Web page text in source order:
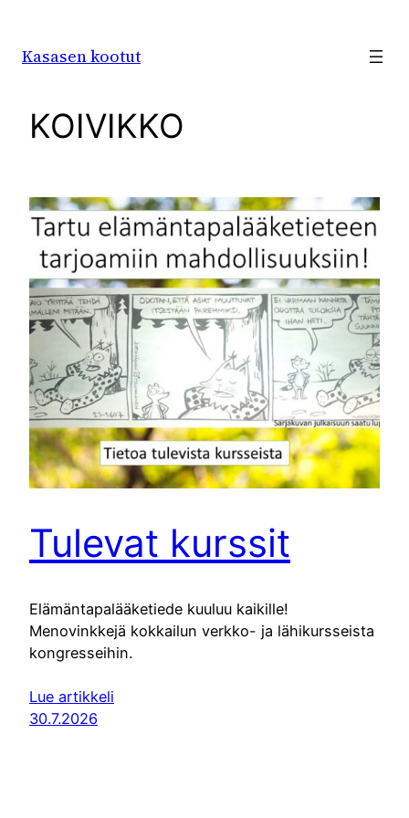
Kasasen kootut
KOIVIKKO
Tulevat kurssit
Elämäntapalääketiede kuuluu kaikille!
Menovinkkejä kokkailun verkko- ja lähikursseista
kongresseihin.
Lue artikkeli
30.7.2026